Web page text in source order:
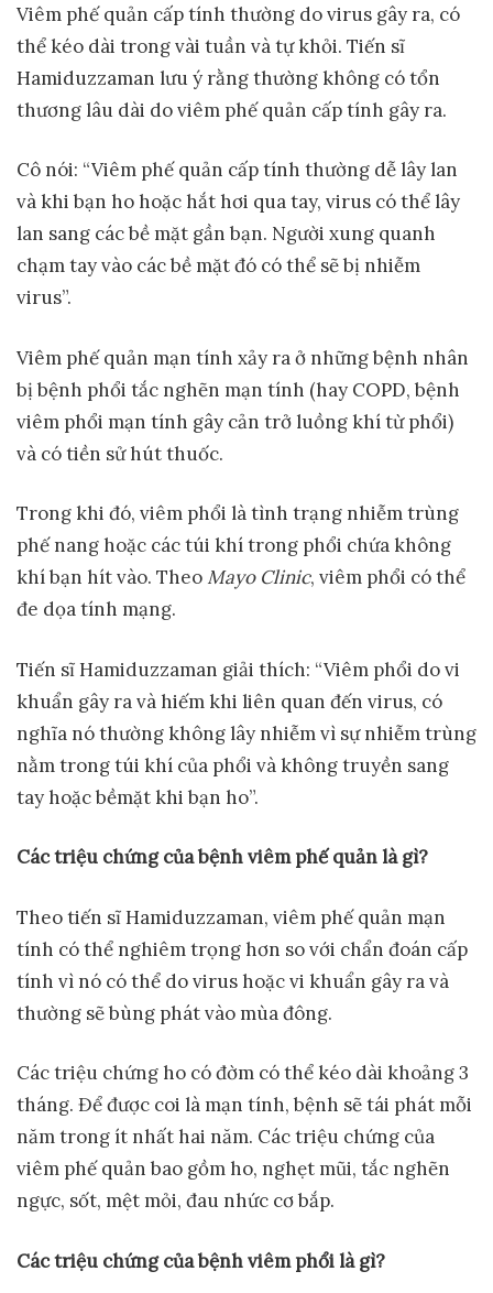
Viêm phế quản cấp tính thường do virus gây ra, có
thể kéo dài trong vài tuần và tự khỏi. Tiến sĩ
Hamiduzzaman lưu ý rằng thường không có tổn
thương lâu dài do viêm phế quản cấp tính gây ra.
Cô nói: “Viêm phế quản cấp tính thường dễ lây lan
và khi bạn ho hoặc hắt hơi qua tay, virus có thể lây
lan sang các bề mặt gần bạn. Người xung quanh
chạm tay vào các bề mặt đó có thể sẽ bị nhiễm
virus”.
Viêm phế quản mạn tính xảy ra ở những bệnh nhân
bị bệnh phổi tắc nghẽn mạn tính (hay COPD, bệnh
viêm phổi mạn tính gây cản trở luồng khí từ phổi)
và có tiền sử hút thuốc.
Trong khi đó, viêm phổi là tình trạng nhiễm trùng
phế nang hoặc các túi khí trong phổi chứa không
khí bạn hít vào. Theo Mayo Clinic, viêm phổi có thể
đe dọa tính mạng.
Tiến sĩ Hamiduzzaman giải thích: “Viêm phổi do vi
khuẩn gây ra và hiếm khi liên quan đến virus, có
nghĩa nó thường không lây nhiễm vì sự nhiễm trùng
nằm trong túi khí của phổi và không truyền sang
tay hoặc bềmặt khi bạn ho”.
Các triệu chứng của bệnh viêm phếquản là gì?
Theo tiến sĩ Hamiduzzaman, viêm phế quản mạn
tính có thể nghiêm trọng hơn so với chẩn đoán cấp
tính vì nó có thể do virus hoặc vi khuẩn gây ra và
thường sẽ bùng phát vào mùa đông.
Các triệu chứng ho có đờm có thể kéo dài khoảng 3
tháng. Để được coi là mạn tính, bệnh sẽ tái phát mỗi
năm trong ít nhất hai năm. Các triệu chứng của
viêm phế quản bao gồm ho, nghẹt mũi, tắc nghẽn
ngực, sốt, mệt mỏi, đau nhức cơ bắp.
Các triệu chứng của bệnh viêm phổi là gì?